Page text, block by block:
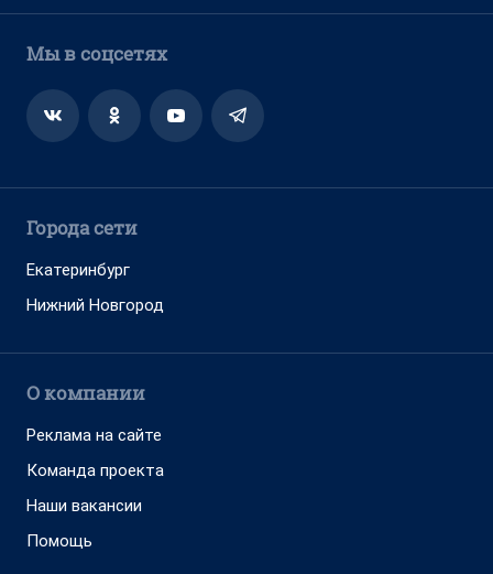
Мы в соцсетях
Города сети
Екатеринбург
Нижний Новгород
О компании
Реклама на сайте
Команда проекта
Наши вакансии
Помощь